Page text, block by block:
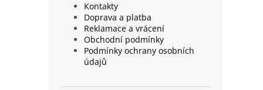
Kontakty
Doprava a platba
Reklamace a vrácení
Obchodní podmínky
Podmínky ochrany osobních
údajů